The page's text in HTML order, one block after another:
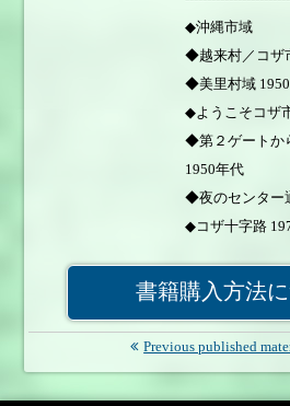
◆沖縄市域
◆越来村／コザ
◆美里村域
◆ようこそコザ
◆第２ゲートか
1950年代
◆夜のセンター
◆コザ十字路
◆泡瀬をのぞむ
書籍購入方法
Previous published